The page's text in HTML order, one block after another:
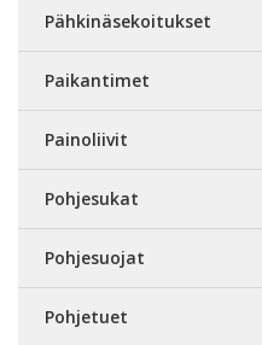
Pähkinäsekoitukset
Paikantimet
Painoliivit
Pohjesukat
Pohjesuojat
Pohjetuet